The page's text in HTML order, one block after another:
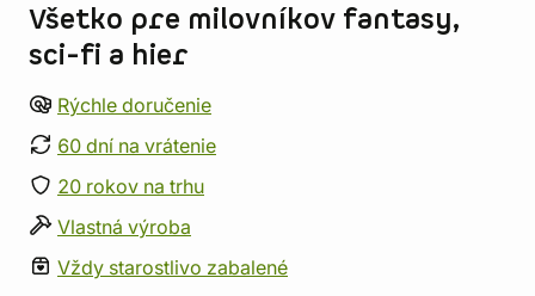
Všetko pre milovníkov fantasy,
sci-fi a hier
Rýchle doručenie
60 dní na vrátenie
20 rokov na trhu
Vlastná výroba
Vždy starostlivo zabalené